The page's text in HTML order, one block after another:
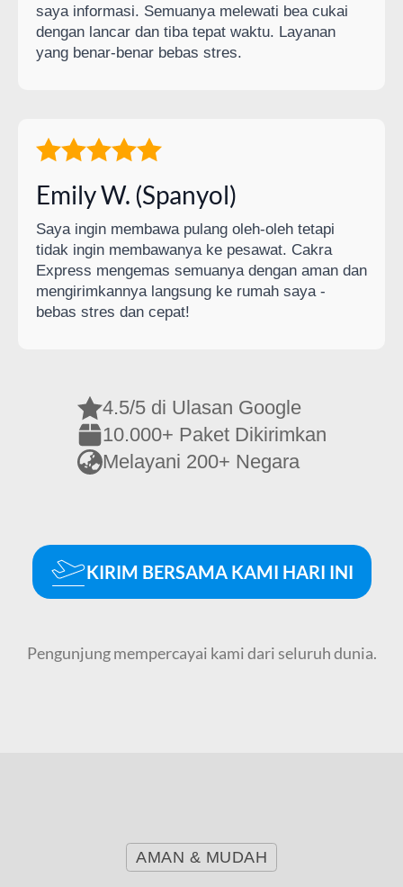
saya informasi. Semuanya melewati bea cukai
dengan lancar dan tiba tepat waktu. Layanan
yang benar-benar bebas stres.
Emily W. (Spanyol)
Saya ingin membawa pulang oleh-oleh tetapi
tidak ingin membawanya ke pesawat. Cakra
Express mengemas semuanya dengan aman dan
mengirimkannya langsung ke rumah saya -
bebas stres dan cepat!
4.5/5 di Ulasan Google
10.000+ Paket Dikirimkan
Melayani 200+ Negara
KIRIM BERSAMA KAMI HARI INI
Pengunjung mempercayai kami dari seluruh dunia.
AMAN & MUDAH